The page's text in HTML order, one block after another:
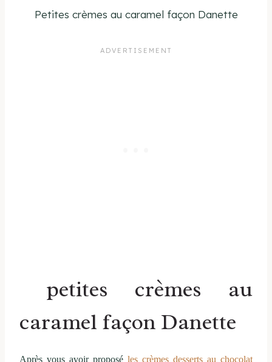
Petites crèmes au caramel façon Danette
petites crèmes au
caramel façon Danette
Après vous avoir proposé les crèmes desserts au chocolat